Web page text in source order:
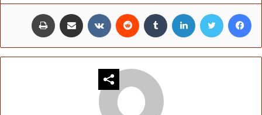
فيسبوك تويتر لينكدإن مشاركة عبر البريد